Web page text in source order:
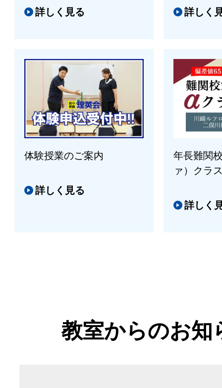
詳しく見る 詳しく
体験授業のご案内
詳しく見る
年長難関
ァ）クラ
詳しく
教室からのお知